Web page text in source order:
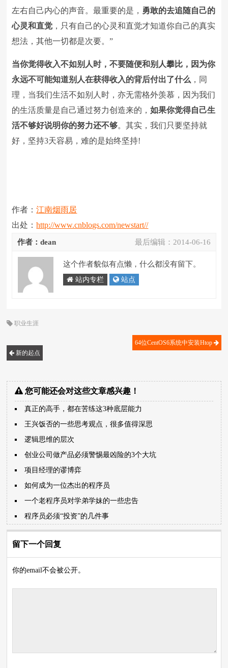
左右自己内心的声音。最重要的是， 勇敢的去追随自己的
心灵和直觉 ，只有自己的心灵和直觉才知道你自己的真实
想法，其他一切都是次要。”
当你觉得收入不如别人时，不要随便和别人攀比，因为你
永远不可能知道别人在获得收入的背后付出了什么 ，同
理，当我们生活不如别人时，亦无需格外羡慕，因为我们
的生活质量是自己通过努力创造来的，如果你觉得自己生
活不够好说明你的努力还不够。其实，我们只要坚持就
好，坚持3天容易，难的是始终坚持!
作者：江南烟雨居
出处：http://www.cnblogs.com/newstart//
最后编辑： 2014-06-16
作者：dean
这个作者貌似有点懒，什么都没有留下。
站内专栏 站点
职业生涯
新的起点
64位CentOS6系统中安装Htop
您可能还会对这些文章感兴趣！
真正的高手，都在苦练这3种底层能力
王兴饭否的一些思考观点，很多值得深思
逻辑思维的层次
创业公司做产品必须警惕最凶险的3个大坑
项目经理的谬博弈
如何成为一位杰出的程序员
一个老程序员对学弟学妹的一些忠告
程序员必须“投资”的几件事
留下一个回复
你的email不会被公开。